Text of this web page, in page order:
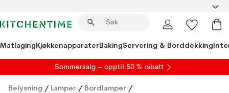
MatlagingKjøkkenapparaterBakingServering & Borddekking
Sommersalg – opptil 50 % rabatt
Belysning / Lamper / Bordlamper /